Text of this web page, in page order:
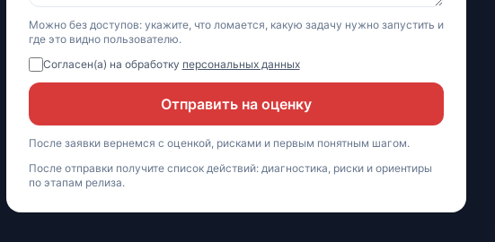
Можно без доступов: укажите, что ломается, какую задачу нужно запустить и
где это видно пользователю.
Согласен(а) на обработку персональных данных
Отправить на оценку
После заявки вернемся с оценкой, рисками и первым понятным шагом.
После отправки получите список действий: диагностика, риски и ориентиры
по этапам релиза.